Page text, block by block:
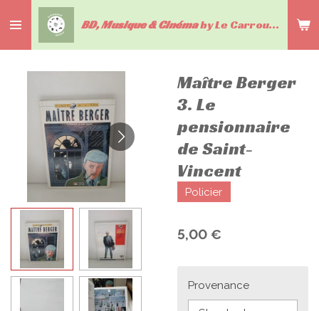
au
contenu
BD, Musique & Cinémaby Le Carrousel du livre
Maître Berger
3. Le
pensionnaire
de Saint-
Vincent
Policier
5,00 €
Provenance